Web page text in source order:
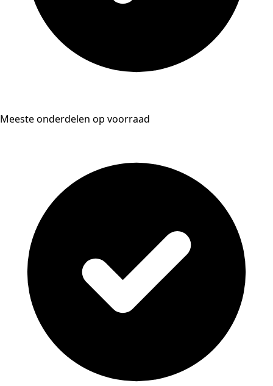
Meeste onderdelen op voorraad